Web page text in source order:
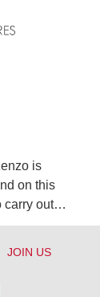
is
on this
carry out…
JOIN US